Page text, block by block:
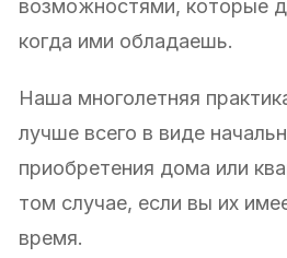
возможностями, которые
когда ими обладаешь.
Наша многолетняя
лучше всего в виде
приобретения дома или
том случае, если вы их
время.